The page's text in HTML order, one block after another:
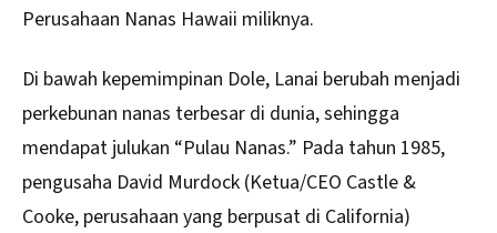
Perusahaan Nanas Hawaii miliknya.
Di bawah kepemimpinan Dole, Lanai berubah menjadi
perkebunan nanas terbesar di dunia, sehingga
mendapat julukan “Pulau Nanas.” Pada tahun 1985,
pengusaha David Murdock (Ketua/CEO Castle &
Cooke, perusahaan yang berpusat di California)